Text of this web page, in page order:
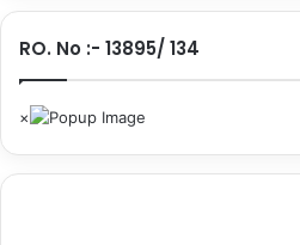
पी
ल
.
.
RO. No :- 13895/ 134